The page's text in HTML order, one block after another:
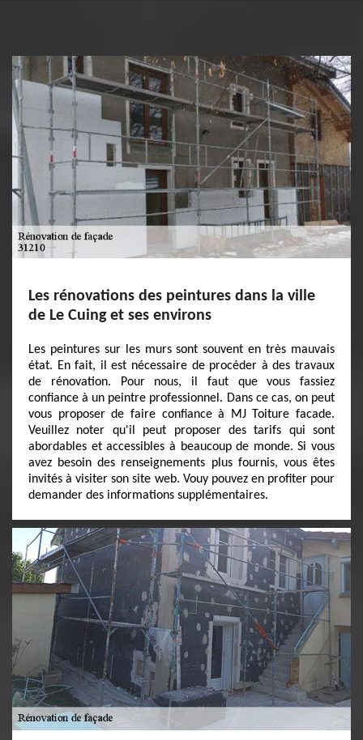
Les rénovations des peintures dans la ville
de Le Cuing et ses environs
Les peintures sur les murs sont souvent en très mauvais
état. En fait, il est nécessaire de procéder à des travaux
de rénovation. Pour nous, il faut que vous fassiez
confiance à un peintre professionnel. Dans ce cas, on peut
vous proposer de faire confiance à MJ Toiture facade.
Veuillez noter qu'il peut proposer des tarifs qui sont
abordables et accessibles à beaucoup de monde. Si vous
avez besoin des renseignements plus fournis, vous êtes
invités à visiter son site web. Vouy pouvez en profiter pour
demander des informations supplémentaires.